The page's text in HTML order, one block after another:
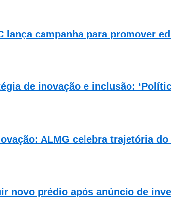
lança campanha para promover
de inovação e inclusão:
ALMG celebra trajetória
novo prédio após anúncio de